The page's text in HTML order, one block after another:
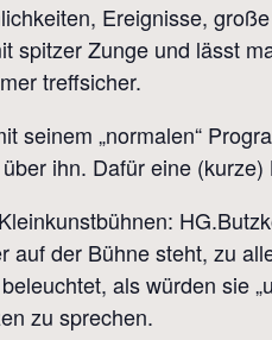
Ereignisse,
spitzer Zunge und lässt
treffsicher.
seinem „normalen“
ihn. Dafür eine (kurze)
der Bühne steht, zu
als würden sie
zu sprechen.